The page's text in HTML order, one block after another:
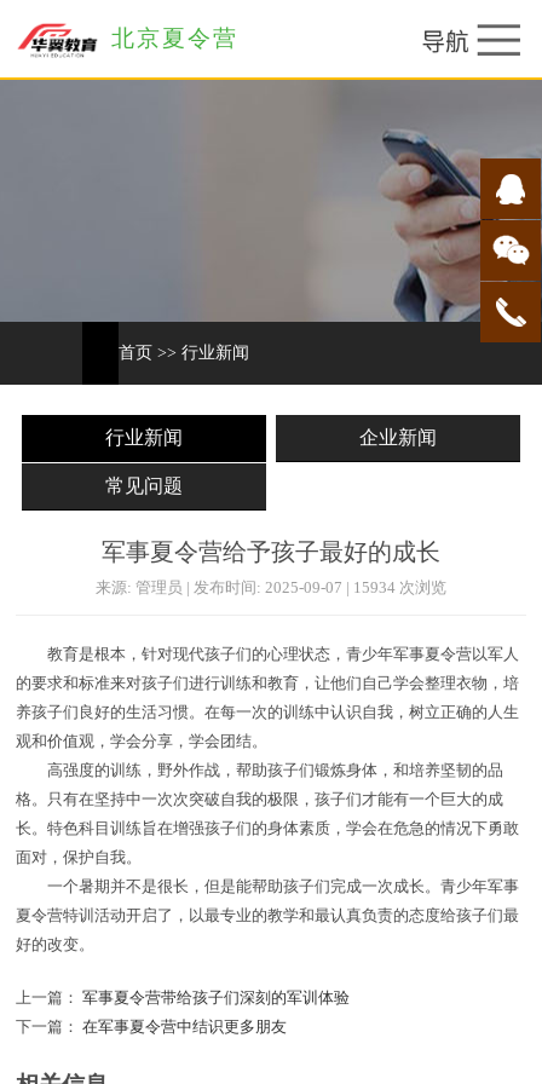
北京夏令营
首页 >> 行业新闻
行业新闻 企业新闻
常见问题
军事夏令营给予孩子最好的成长
来源: 管理员 | 发布时间: 2025-09-07 | 15934 次浏览
教育是根本，针对现代孩子们的心理状态，青少年军事夏令营以军人
的要求和标准来对孩子们进行训练和教育，让他们自己学会整理衣物，培
养孩子们良好的生活习惯。在每一次的训练中认识自我，树立正确的人生
观和价值观，学会分享，学会团结。
高强度的训练，野外作战，帮助孩子们锻炼身体，和培养坚韧的品
格。只有在坚持中一次次突破自我的极限，孩子们才能有一个巨大的成
长。特色科目训练旨在增强孩子们的身体素质，学会在危急的情况下勇敢
面对，保护自我。
一个暑期并不是很长，但是能帮助孩子们完成一次成长。青少年军事
夏令营特训活动开启了，以最专业的教学和最认真负责的态度给孩子们最
好的改变。
上一篇： 军事夏令营带给孩子们深刻的军训体验
下一篇： 在军事夏令营中结识更多朋友